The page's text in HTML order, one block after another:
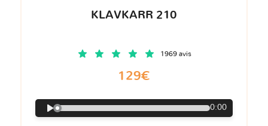
KLAVKARR 210
1969 avis
129€
0:00